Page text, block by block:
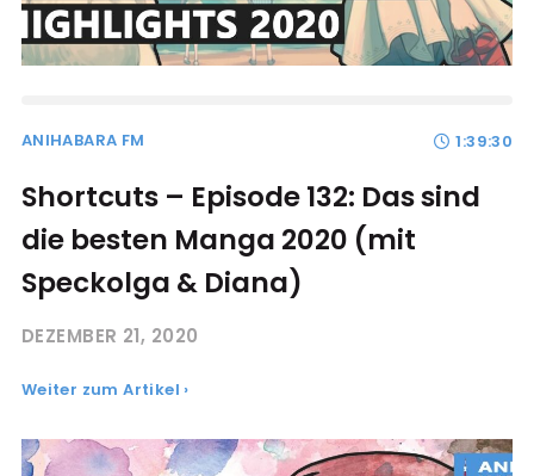
ANIHABARA FM 1:39:30
Shortcuts – Episode 132: Das sind
die besten Manga 2020 (mit
Speckolga & Diana)
DEZEMBER 21, 2020
Weiter zum Artikel ›